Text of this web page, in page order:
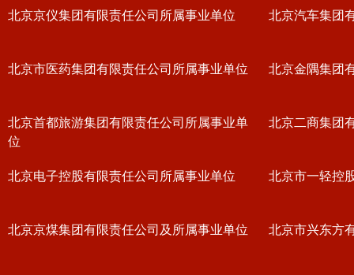
北京京仪集团有限责任公司所属事业单位 北京汽车集团
北京市医药集团有限责任公司所属事业单位 北京金隅集团
北京首都旅游集团有限责任公司所属事业单
位
北京二商集团
北京电子控股有限责任公司所属事业单位 北京市一轻控
北京京煤集团有限责任公司及所属事业单位 北京市兴东方